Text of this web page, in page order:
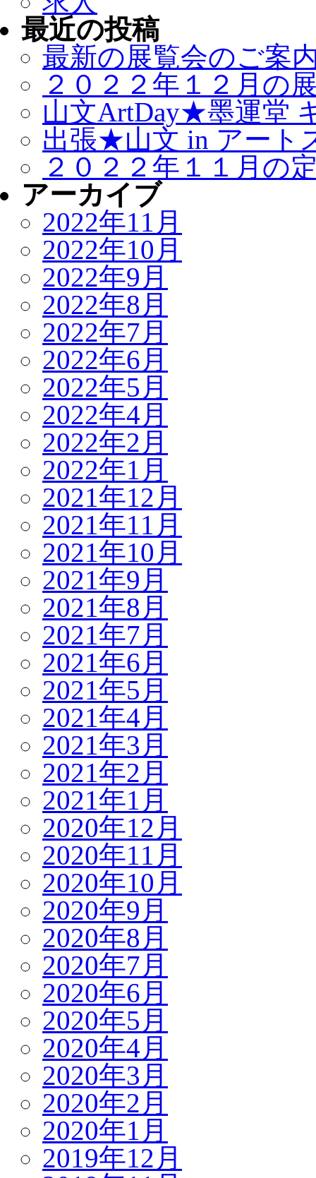
最近の投稿
最新の展覧会のご案
２０２２年１２月の
山文ArtDay★墨運堂
出張★山文 in アート
２０２２年１１月の
アーカイブ
2022年11月
2022年10月
2022年9月
2022年8月
2022年7月
2022年6月
2022年5月
2022年4月
2022年2月
2022年1月
2021年12月
2021年11月
2021年10月
2021年9月
2021年8月
2021年7月
2021年6月
2021年5月
2021年4月
2021年3月
2021年2月
2021年1月
2020年12月
2020年11月
2020年10月
2020年9月
2020年8月
2020年7月
2020年6月
2020年5月
2020年4月
2020年3月
2020年2月
2020年1月
2019年12月